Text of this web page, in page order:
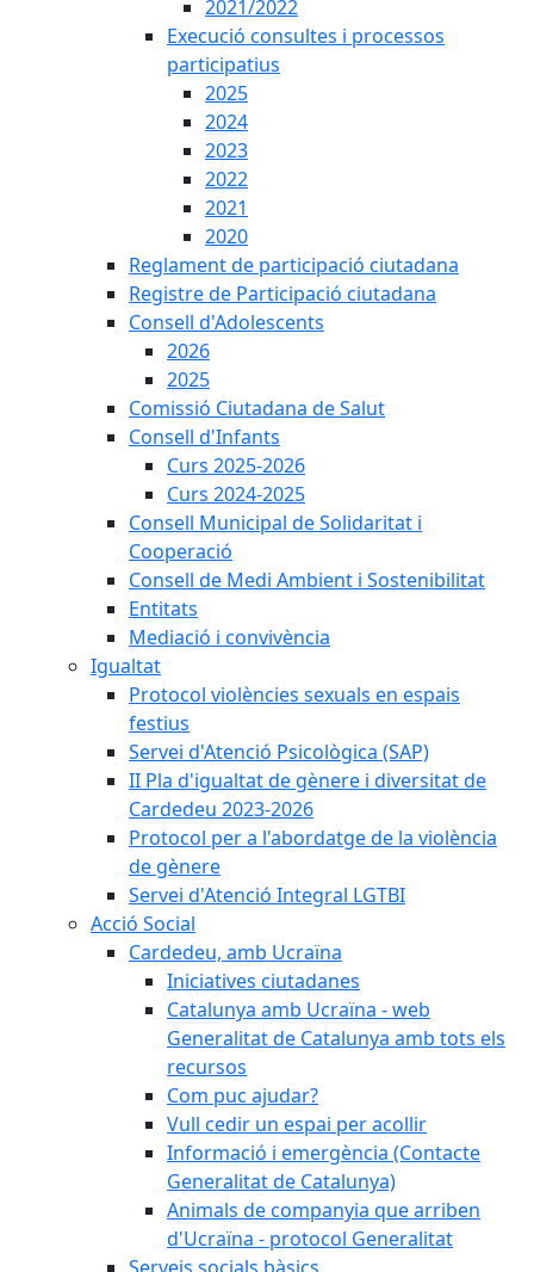
2021/2022
Execució consultes i processos
participatius
2025
2024
2023
2022
2021
2020
Reglament de participació ciutadana
Registre de Participació ciutadana
Consell d'Adolescents
2026
2025
Comissió Ciutadana de Salut
Consell d'Infants
Curs 2025-2026
Curs 2024-2025
Consell Municipal de Solidaritat i
Cooperació
Consell de Medi Ambient i Sostenibilitat
Entitats
Mediació i convivència
Igualtat
Protocol violències sexuals en espais
festius
Servei d'Atenció Psicològica (SAP)
II Pla d'igualtat de gènere i diversitat de
Cardedeu 2023-2026
Protocol per a l'abordatge de la violència
de gènere
Servei d'Atenció Integral LGTBI
Acció Social
Cardedeu, amb Ucraïna
Iniciatives ciutadanes
Catalunya amb Ucraïna - web
Generalitat de Catalunya amb tots els
recursos
Com puc ajudar?
Vull cedir un espai per acollir
Informació i emergència (Contacte
Generalitat de Catalunya)
Animals de companyia que arriben
d'Ucraïna - protocol Generalitat